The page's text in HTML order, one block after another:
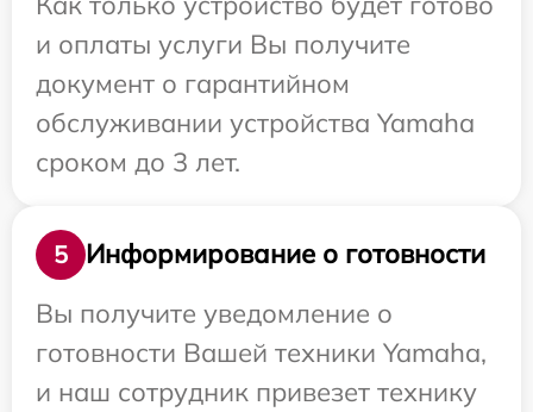
и оплаты услуги Вы получите
документ о гарантийном
обслуживании устройства Yamaha
сроком до 3 лет.
5
Информирование о готовности
Вы получите уведомление о
готовности Вашей техники Yamaha,
и наш сотрудник привезет технику